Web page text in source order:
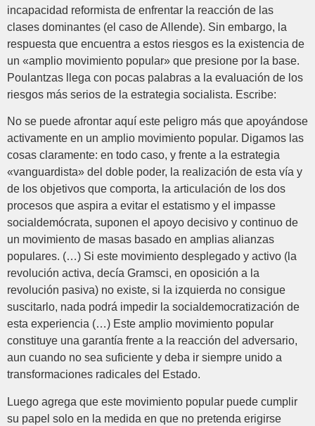
incapacidad reformista de enfrentar la reacción de las
clases dominantes (el caso de Allende). Sin embargo, la
respuesta que encuentra a estos riesgos es la existencia de
un «amplio movimiento popular» que presione por la base.
Poulantzas llega con pocas palabras a la evaluación de los
riesgos más serios de la estrategia socialista. Escribe:
No se puede afrontar aquí este peligro más que apoyándose
activamente en un amplio movimiento popular. Digamos las
cosas claramente: en todo caso, y frente a la estrategia
«vanguardista» del doble poder, la realización de esta vía y
de los objetivos que comporta, la articulación de los dos
procesos que aspira a evitar el estatismo y el impasse
socialdemócrata, suponen el apoyo decisivo y continuo de
un movimiento de masas basado en amplias alianzas
populares. (…) Si este movimiento desplegado y activo (la
revolución activa, decía Gramsci, en oposición a la
revolución pasiva) no existe, si la izquierda no consigue
suscitarlo, nada podrá impedir la socialdemocratización de
esta experiencia (…) Este amplio movimiento popular
constituye una garantía frente a la reacción del adversario,
aun cuando no sea suficiente y deba ir siempre unido a
transformaciones radicales del Estado.
Luego agrega que este movimiento popular puede cumplir
su papel solo en la medida en que no pretenda erigirse